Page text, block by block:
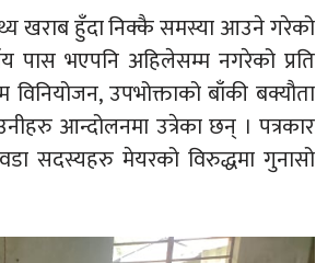
खराब हुँदा निक्कै समस्या आउने गरेको
पास भएपनि अहिलेसम्म नगरेको प्रति
उपभोक्ताको बाँकी बक्यौता
आन्दोलनमा उत्रेका छन् । पत्रकार
सदस्यहरु मेयरको विरुद्धमा गुनासो